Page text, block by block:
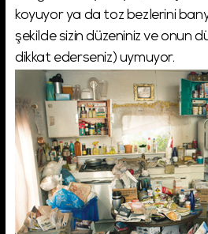
koyuyor ya da toz bezlerini
şekilde sizin düzeniniz ve onun
dikkat ederseniz) uymuyor.